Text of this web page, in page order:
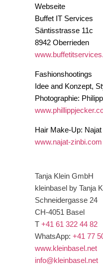
Webseite
Buffet IT Services
Säntisstrasse 11c
8942 Oberrieden
Fashionshootings
Idee and Konzept,
Photographie:
Hair Make-Up: Najat
www.najat-zinbi.com
Tanja Klein GmbH
kleinbasel by Tanja
Schneidergasse 24
CH-4051 Basel
T +41 61 322 44 82
WhatsApp: +41 77
www.kleinbasel.net
info@kleinbasel.net